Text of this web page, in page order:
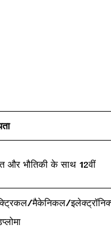
और भौतिकी के साथ 12वीं
मैकेनिकल/